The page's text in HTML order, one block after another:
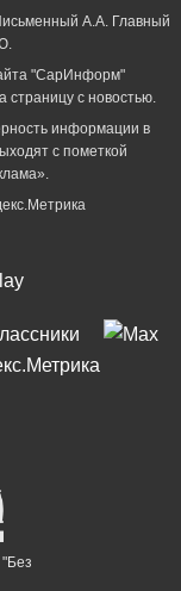
А.А. Главный
"СарИнформ"
страницу с новостью.
информации в
с пометкой
"Без